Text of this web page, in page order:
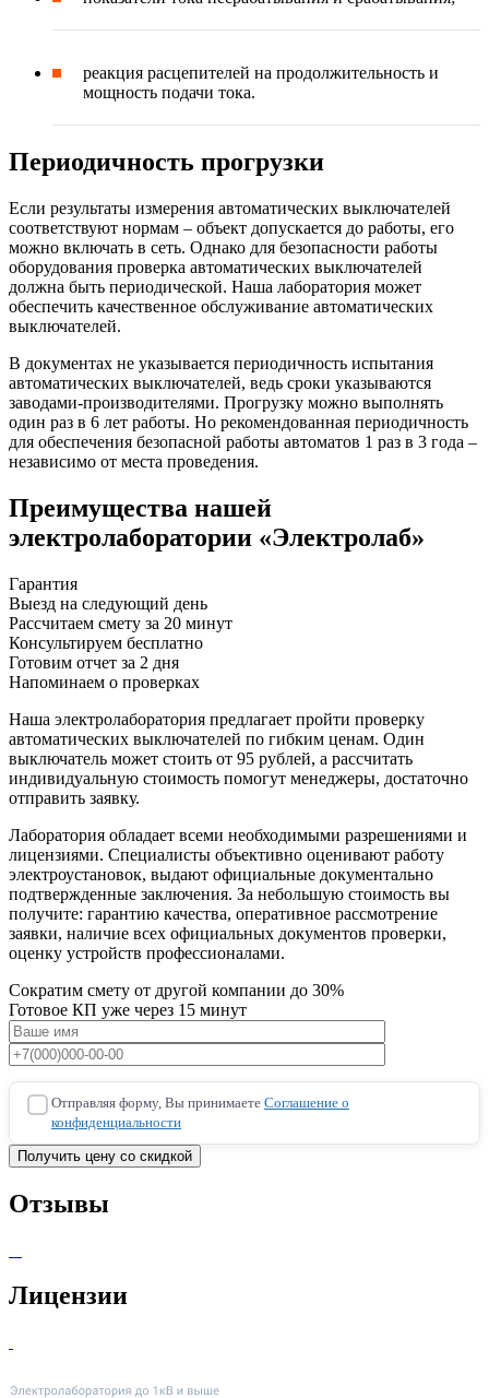
реакция расцепителей на продолжительность и
мощность подачи тока.
Периодичность прогрузки
Если результаты измерения автоматических выключателей
соответствуют нормам – объект допускается до работы, его
можно включать в сеть. Однако для безопасности работы
оборудования проверка автоматических выключателей
должна быть периодической. Наша лаборатория может
обеспечить качественное обслуживание автоматических
выключателей.
В документах не указывается периодичность испытания
автоматических выключателей, ведь сроки указываются
заводами-производителями. Прогрузку можно выполнять
один раз в 6 лет работы. Но рекомендованная периодичность
для обеспечения безопасной работы автоматов 1 раз в 3 года –
независимо от места проведения.
Преимущества нашей
электролаборатории «Электролаб»
Гарантия
Выезд на следующий день
Рассчитаем смету за 20 минут
Консультируем бесплатно
Готовим отчет за 2 дня
Напоминаем о проверках
Наша электролаборатория предлагает пройти проверку
автоматических выключателей по гибким ценам. Один
выключатель может стоить от 95 рублей, а рассчитать
индивидуальную стоимость помогут менеджеры, достаточно
отправить заявку.
Лаборатория обладает всеми необходимыми разрешениями и
лицензиями. Специалисты объективно оценивают работу
электроустановок, выдают официальные документально
подтвержденные заключения. За небольшую стоимость вы
получите: гарантию качества, оперативное рассмотрение
заявки, наличие всех официальных документов проверки,
оценку устройств профессионалами.
Сократим смету от другой компании до 30%
Готовое КП уже через 15 минут
Отправляя форму, Вы принимаете Соглашение о
конфиденциальности
Отзывы
Лицензии